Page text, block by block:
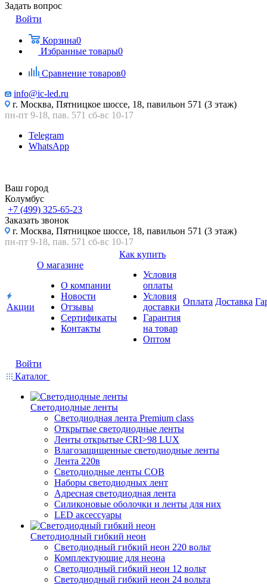
Задать вопрос
Войти
Корзина0
Избранные товары0
Сравнение товаров0
info@ic-led.ru
г. Москва, Пятницкое шоссе, 18, павильон 571 (3 этаж)
пн-пт 9-18, пав. 571 сб-вс 10-17
Telegram
WhatsApp
Ваш город
Колумбус
+7 (499) 325-65-23
Заказать звонок
г. Москва, Пятницкое шоссе, 18, павильон 571 (3 этаж)
пн-пт 9-18, пав. 571 сб-вс 10-17
Акции
О магазине
О компании
Новости
Отзывы
Сертификаты
Контакты
Как купить
Условия
оплаты
Условия
доставки
Гарантия
на товар
Оптом
Оплата Доставка
Войти
Каталог
Светодиодные ленты
Светодиодная лента Premium class
Открытые светодиодные ленты
Ленты открытые CRI>98 LUX
Влагозащищенные светодиодные ленты
Лента 220в
Светодиодные ленты COB
Наборы светодиодных лент
Адресная светодиодная лента
Силиконовые оболочки и ленты для них
LED аксессуары
Светодиодный гибкий неон
Светодиодный гибкий неон 220 вольт
Комплектующие для неона
Светодиодный гибкий неон 12 вольт
Светодиодный гибкий неон 24 вольта